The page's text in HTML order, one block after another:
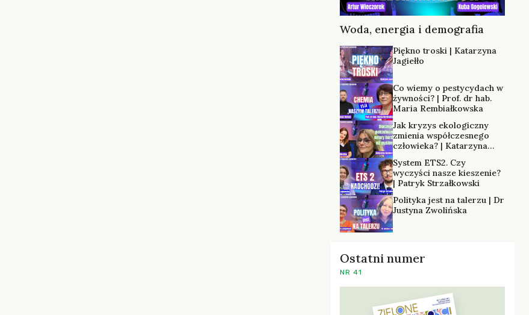
Woda, energia i demografia
Piękno troski | Katarzyna
Jagiełło
Co wiemy o pestycydach w
żywności? | Prof. dr hab.
Maria Rembiałkowska
Jak kryzys ekologiczny
zmienia współczesnego
człowieka? | Katarzyna
System ETS2. Czy
wyczyści nasze kieszenie?
| Patryk Strzałkowski
Polityka jest na talerzu | Dr
Justyna Zwolińska
Ostatni numer
NR 41